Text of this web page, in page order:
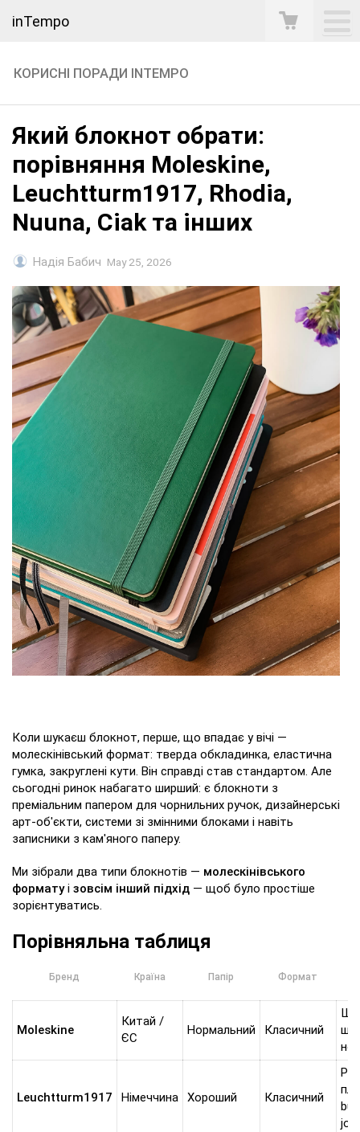
inTempo
КОРИСНІ ПОРАДИ INTEMPO
Який блокнот обрати:
порівняння Moleskine,
Leuchtturm1917, Rhodia,
Nuuna, Ciak та інших
Надія Бабич May 25, 2026
Коли шукаєш блокнот, перше, що впадає у вічі —
молескінівський формат: тверда обкладинка, еластична
гумка, закруглені кути. Він справді став стандартом. Але
сьогодні ринок набагато ширший: є блокноти з
преміальним папером для чорнильних ручок, дизайнерські
арт-об'єкти, системи зі змінними блоками і навіть
записники з кам'яного паперу.
Ми зібрали два типи блокнотів — молескінівського
форматуі зовсім інший підхід — щоб було простіше
зорієнтуватись.
Порівняльна таблиця
Бренд Країна Папір Формат
Moleskine
Китай /
ЄС
Нормальний Класичний
Leuchtturm1917 Німеччина Хороший Класичний